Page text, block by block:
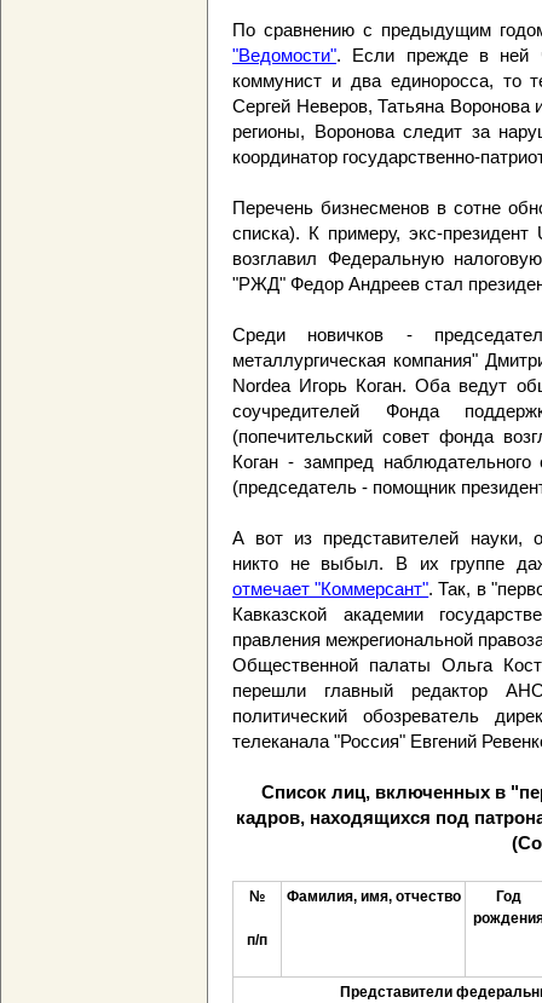
По сравнению с предыдущим
"Ведомости". Если прежде в ней
коммунист и два единоросса, то
Сергей Неверов, Татьяна Воронова
регионы, Воронова следит за
координатор государственно-
Перечень бизнесменов в сотне
списка). К примеру, экс-
возглавил Федеральную
"РЖД" Федор Андреев стал
Среди новичков -
металлургическая компания"
Nordea Игорь Коган. Оба ведут
соучредителей Фонда
(попечительский совет фонда
Коган - зампред
(председатель - помощник
А вот из представителей науки,
никто не выбыл. В их группе
отмечает "Коммерсант". Так, в
Кавказской академии
правления межрегиональной
Общественной палаты Ольга
перешли главный редактор
политический обозреватель
телеканала "Россия" Евгений
Список лиц, включенных в
кадров, находящихся под
№
п/п
Фамилия, имя, отчество
Год
Представители